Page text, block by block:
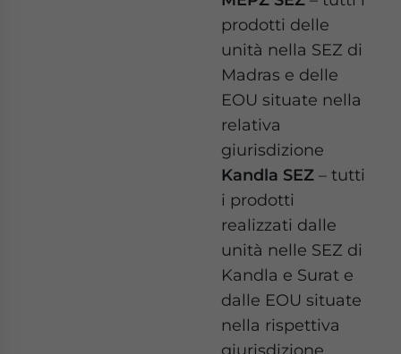
prodotti delle
unità nella SEZ di
Madras e delle
EOU situate nella
relativa
giurisdizione
Kandla SEZ – tutti
i prodotti
realizzati dalle
unità nelle SEZ di
Kandla e Surat e
dalle EOU situate
nella rispettiva
giurisdizione